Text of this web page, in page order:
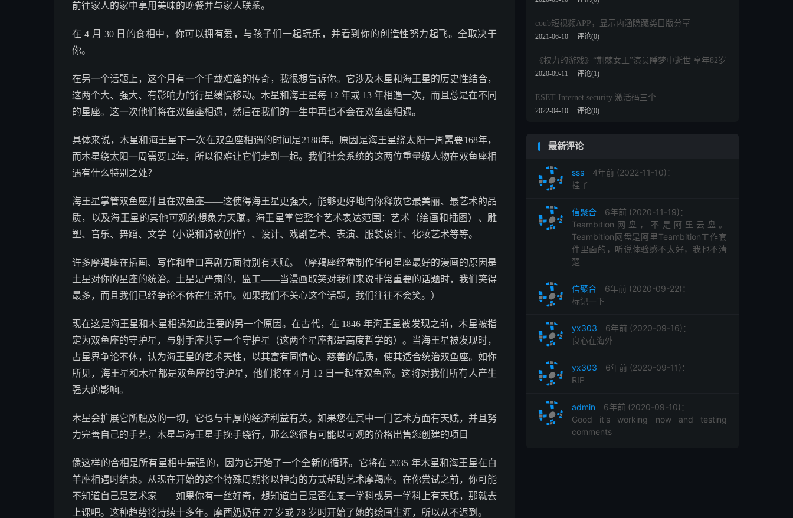
前往家人的家中享用美味的晚餐并与家人联系。
在 4 月 30 日的食相中，你可以拥有爱，与孩子们一起玩乐，并看到你的创造性努力起飞。全取决于
你。
在另一个话题上，这个月有一个千载难逢的传奇，我很想告诉你。它涉及木星和海王星的历史性结合，
这两个大、强大、有影响力的行星缓慢移动。木星和海王星每 12 年或 13 年相遇一次，而且总是在不同
的星座。这一次他们将在双鱼座相遇，然后在我们的一生中再也不会在双鱼座相遇。
具体来说，木星和海王星下一次在双鱼座相遇的时间是2188年。原因是海王星绕太阳一周需要168年，
而木星绕太阳一周需要12年，所以很难让它们走到一起。我们社会系统的这两位重量级人物在双鱼座相
遇有什么特别之处？
海王星掌管双鱼座并且在双鱼座——这使得海王星更强大，能够更好地向你释放它最美丽、最艺术的品
质，以及海王星的其他可观的想象力天赋。海王星掌管整个艺术表达范围：艺术（绘画和插图）、雕
塑、音乐、舞蹈、文学（小说和诗歌创作）、设计、戏剧艺术、表演、服装设计、化妆艺术等等。
许多摩羯座在插画、写作和单口喜剧方面特别有天赋。（摩羯座经常制作任何星座最好的漫画的原因是
土星对你的星座的统治。土星是严肃的，监工——当漫画取笑对我们来说非常重要的话题时，我们笑得
最多，而且我们已经争论不休在生活中。如果我们不关心这个话题，我们往往不会笑。）
现在这是海王星和木星相遇如此重要的另一个原因。在古代，在 1846 年海王星被发现之前，木星被指
定为双鱼座的守护星，与射手座共享一个守护星（这两个星座都是高度哲学的）。当海王星被发现时，
占星界争论不休，认为海王星的艺术天性，以其富有同情心、慈善的品质，使其适合统治双鱼座。如你
所见，海王星和木星都是双鱼座的守护星，他们将在 4 月 12 日一起在双鱼座。这将对我们所有人产生
强大的影响。
木星会扩展它所触及的一切，它也与丰厚的经济利益有关。如果您在其中一门艺术方面有天赋，并且努
力完善自己的手艺，木星与海王星手挽手绕行，那么您很有可能以可观的价格出售您创建的项目
像这样的合相是所有星相中最强的，因为它开始了一个全新的循环。它将在 2035 年木星和海王星在白
羊座相遇时结束。从现在开始的这个特殊周期将以神奇的方式帮助艺术摩羯座。在你尝试之前，你可能
不知道自己是艺术家——如果你有一丝好奇，想知道自己是否在某一学科或另一学科上有天赋，那就去
上课吧。这种趋势将持续十多年。摩西奶奶在 77 岁或 78 岁时开始了她的绘画生涯，所以从不迟到。
coub短视频APP，显示内涵隐藏类目版分享
2021-06-10 评论(0)
《权力的游戏》“荆棘女王”演员睡梦中逝世 享年82岁
2020-09-11 评论(1)
ESET Internet security 激活码三个
2022-04-10 评论(0)
最新评论
sss
4年前 (2022-11-10)：
挂了
信聚合
6年前 (2020-11-19)：
Teambition网盘，不是阿里云盘。
Teambition网盘是阿里Teambition工作套
件里面的，听说体验感不太好，我也不清
楚
信聚合
6年前 (2020-09-22)：
标记一下
yx303
6年前 (2020-09-16)：
良心在海外
yx303
6年前 (2020-09-11)：
RIP
admin
6年前 (2020-09-10)：
Good it's working now and testing
comments